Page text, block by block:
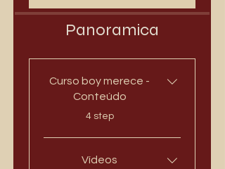
Panoramica
Curso boy merece -
Conteúdo
.
4 step
Vídeos